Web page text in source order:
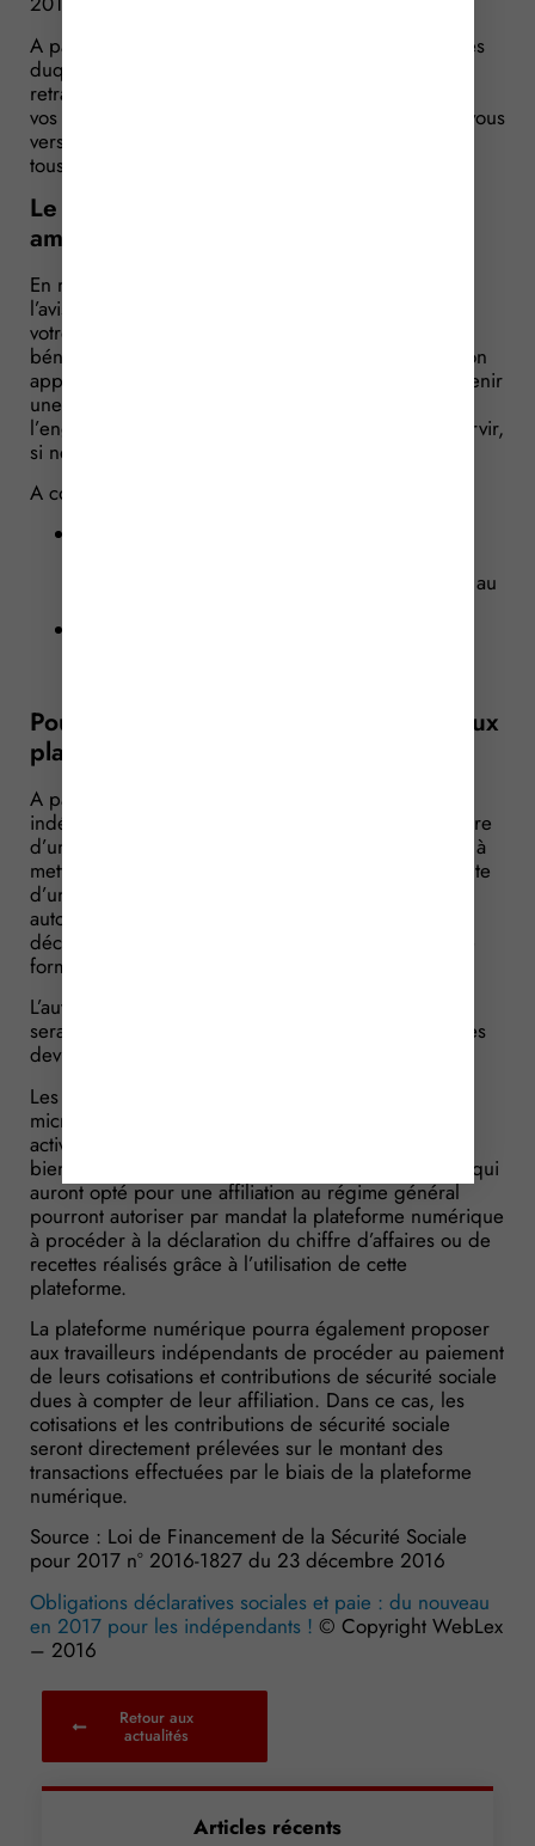
A partir de cette date, ce sera alors le régime auprès
duquel vous avez sollicité la liquidation de votre
retraite qui fera le calcul global pour l’ensemble de
vos droits à la retraite. C’est également celui-ci qui vous
versera votre pension de retraite pour le compte de
tous les régimes auxquels vous avez cotisé.
Le rescrit social des indépendants est
aménagé
En matière sociale, il vous est possible de solliciter
l’avis de l’administration sociale en ce qui concerne
votre régime d’affiliation, vos cotisations sociales, le
bénéfice d’éventuelles exonérations, etc. Ce que l’on
appelle le « rescrit social » vous permet alors d’obtenir
une réponse de l’organisme sollicité, réponse qui
l’engage pour l’avenir et dont vous pourrez vous servir,
si nécessaire, en cas de contrôle.
A compter du 1er janvier 2017 :
personnelles, vous pourrez vous adresser soit au
Pour les professionnels ayant recours aux
plateformes web collaboratives
A partir du 1er janvier 2018, les travailleurs
indépendants exerçant leur activité par l’intermédiaire
d’une plateforme numérique, dont l’activité consiste à
mettre en relation plusieurs parties en vue de la vente
d’un bien ou de la fourniture d’un service, pourront
autoriser la plateforme à réaliser les démarches
déclaratives de début d’activité auprès du centre de
formalités des entreprises compétent.
L’autorisation délivrée par le travailleur indépendant
sera effectuée par mandat, tandis que les démarches
devront être réalisées par voie dématérialisée.
Les travailleurs indépendants relevant du régime
microsocial, ainsi que les personnes exerçant une
activité de location meublée de courte durée ou de
biens meubles (location de voiture par exemple) et qui
auront opté pour une affiliation au régime général
pourront autoriser par mandat la plateforme numérique
à procéder à la déclaration du chiffre d’affaires ou de
recettes réalisés grâce à l’utilisation de cette
plateforme.
La plateforme numérique pourra également proposer
aux travailleurs indépendants de procéder au paiement
de leurs cotisations et contributions de sécurité sociale
dues à compter de leur affiliation. Dans ce cas, les
cotisations et les contributions de sécurité sociale
seront directement prélevées sur le montant des
transactions effectuées par le biais de la plateforme
numérique.
Source : Loi de Financement de la Sécurité Sociale
pour 2017 n° 2016-1827 du 23 décembre 2016
Obligations déclaratives sociales et paie : du nouveau
en 2017 pour les indépendants ! © Copyright WebLex
– 2016
Retour aux
actualités
Articles récents